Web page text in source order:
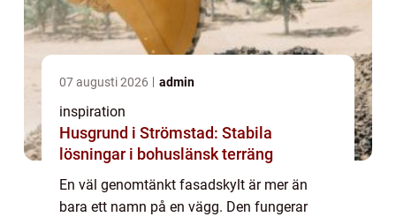
07 augusti 2026 admin
inspiration
Husgrund i Strömstad: Stabila
lösningar i bohuslänsk terräng
En väl genomtänkt fasadskylt är mer än
bara ett namn på en vägg. Den fungerar